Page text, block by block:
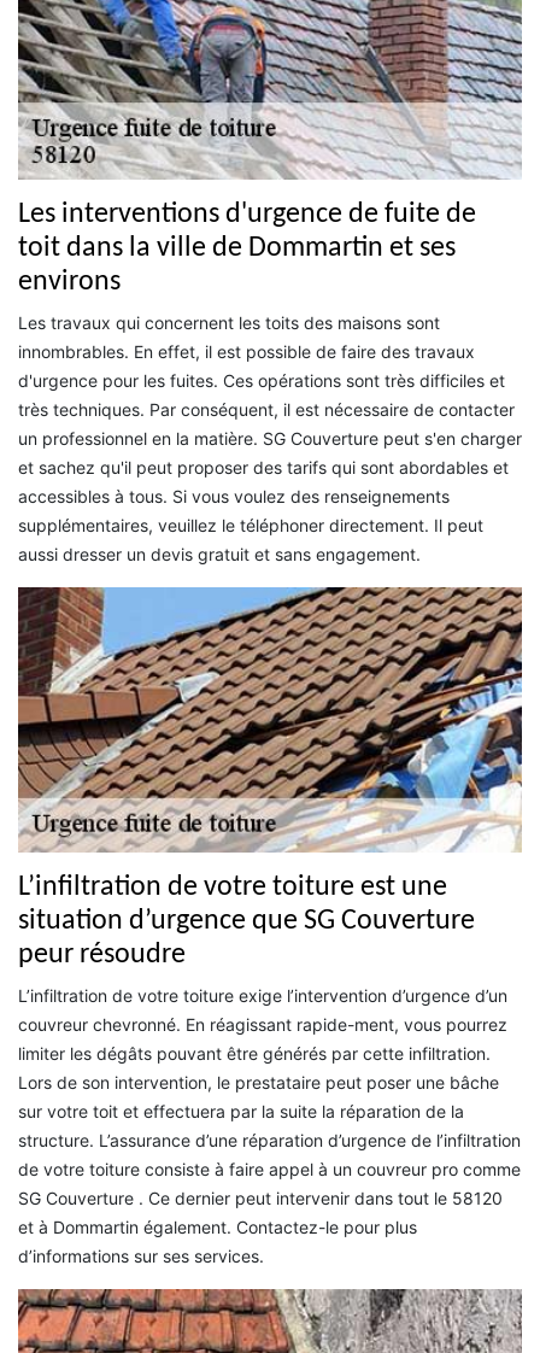
Les interventions d'urgence de fuite de
toit dans la ville de Dommartin et ses
environs
Les travaux qui concernent les toits des maisons sont
innombrables. En effet, il est possible de faire des travaux
d'urgence pour les fuites. Ces opérations sont très difficiles et
très techniques. Par conséquent, il est nécessaire de contacter
un professionnel en la matière. SG Couverture peut s'en charger
et sachez qu'il peut proposer des tarifs qui sont abordables et
accessibles à tous. Si vous voulez des renseignements
supplémentaires, veuillez le téléphoner directement. Il peut
aussi dresser un devis gratuit et sans engagement.
L’infiltration de votre toiture est une
situation d’urgence que SG Couverture
peur résoudre
L’infiltration de votre toiture exige l’intervention d’urgence d’un
couvreur chevronné. En réagissant rapide-ment, vous pourrez
limiter les dégâts pouvant être générés par cette infiltration.
Lors de son intervention, le prestataire peut poser une bâche
sur votre toit et effectuera par la suite la réparation de la
structure. L’assurance d’une réparation d’urgence de l’infiltration
de votre toiture consiste à faire appel à un couvreur pro comme
SG Couverture . Ce dernier peut intervenir dans tout le 58120
et à Dommartin également. Contactez-le pour plus
d’informations sur ses services.